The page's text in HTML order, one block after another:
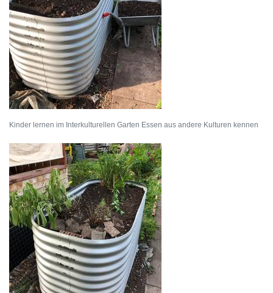
Kinder lernen im Interkulturellen Garten Essen aus andere Kulturen kennen